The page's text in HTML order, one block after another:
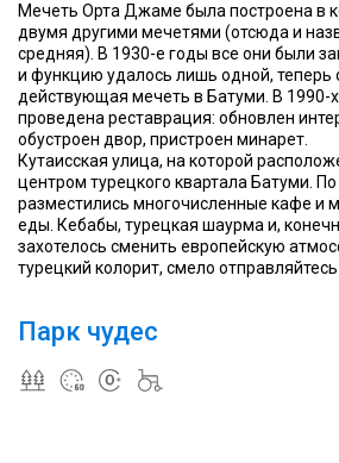
Мечеть Орта Джаме была построена в
двумя другими мечетями (отсюда и
средняя). В 1930-е годы все они были
и функцию удалось лишь одной, теперь
действующая мечеть в Батуми. В 1990-
проведена реставрация: обновлен
обустроен двор, пристроен минарет.
Кутаисская улица, на которой
центром турецкого квартала Батуми.
разместились многочисленные кафе и
еды. Кебабы, турецкая шаурма и,
захотелось сменить европейскую
турецкий колорит, смело
Парк чудес